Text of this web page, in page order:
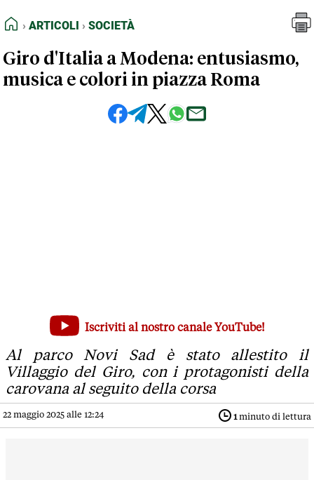
FEED RSS
NORMATIVE DEONTOLOGICHE
TERMINI e CONDIZIONI
HOME
ARTICOLI SOCIETÀ
Giro d'Italia a Modena: entusiasmo,
musica e colori in piazza Roma
Giro d'Italia a Modena: entusiasmo, musica e colori in
Iscriviti al nostro canale YouTube!
Al parco Novi Sad è stato allestito il
Villaggio del Giro, con i protagonisti della
carovana al seguito della corsa
22 maggio 2025 alle 12:24 1minuto di lettura